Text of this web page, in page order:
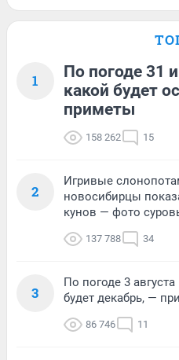
1
По погоде 31
какой будет
приметы
158 262 15
2
Игривые
новосибирцы
кунов — фото
137 788 34
3
По погоде 3
будет декабрь, —
86 746 11